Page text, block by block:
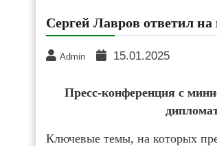
Сергей Лавров ответил
Admin 15.01.2025
Пресс-конференция с
Ключевые темы, на которых